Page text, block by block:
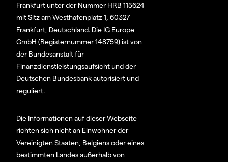
Frankfurt unter der Nummer HRB 115624
mit Sitz am Westhafenplatz 1, 60327
Frankfurt, Deutschland. Die IG Europe
GmbH (Registernummer 148759) ist von
der Bundesanstalt für
Finanzdienstleistungsaufsicht und der
Deutschen Bundesbank autorisiert und
reguliert.
Die Informationen auf dieser Webseite
richten sich nicht an Einwohner der
Vereinigten Staaten, Belgiens oder eines
bestimmten Landes außerhalb von